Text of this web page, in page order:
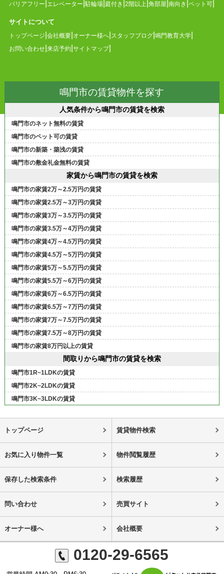
バリアフリー エレベーター 駐輪場 庭付き 2階以上 角部屋 南向き ペット可
サイトについて
トップページ 会社概要 オーナー様へ スタッフブログ 鳴門教育大学
お問い合わせ 来店予約 サイトマップ
鳴門市の賃貸物件を探す
人気条件から鳴門市の賃貸を検索
鳴門市のネット無料の賃貸
鳴門市のペット可の賃貸
鳴門市の新築・築浅の賃貸
鳴門市の敷金礼金無料の賃貸
家賃から鳴門市の賃貸を検索
鳴門市の家賃2万～2.5万円の賃貸
鳴門市の家賃2.5万～3万円の賃貸
鳴門市の家賃3万～3.5万円の賃貸
鳴門市の家賃3.5万～4万円の賃貸
鳴門市の家賃4万～4.5万円の賃貸
鳴門市の家賃4.5万～5万円の賃貸
鳴門市の家賃5万～5.5万円の賃貸
鳴門市の家賃5.5万～6万円の賃貸
鳴門市の家賃6万～6.5万円の賃貸
鳴門市の家賃6.5万～7万円の賃貸
鳴門市の家賃7万～7.5万円の賃貸
鳴門市の家賃7.5万～8万円の賃貸
鳴門市の家賃8万円以上の賃貸
間取りから鳴門市の賃貸を検索
鳴門市1R~1LDKの賃貸
鳴門市2K~2LDKの賃貸
鳴門市3K~3LDKの賃貸
トップページ 賃貸物件検索
お気に入り物件一覧 物件閲覧履歴
保存した検索条件 検索履歴
問い合わせ 売買サイト
オーナー様へ 会社概要
0120-29-6565